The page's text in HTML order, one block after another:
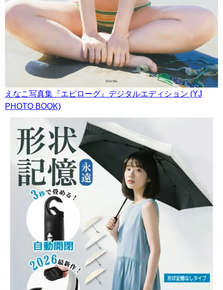
えなこ写真集『エピローグ』デジタルエディション (YJ
PHOTO BOOK)